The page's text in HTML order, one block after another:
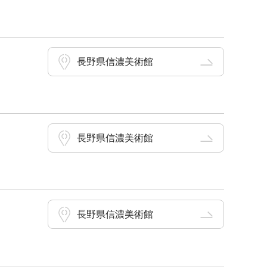
長野県信濃美術館
長野県信濃美術館
長野県信濃美術館